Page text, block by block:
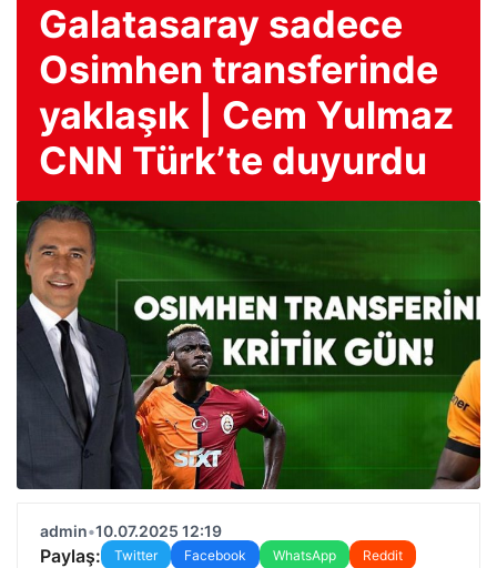
Galatasaray sadece
Osimhen transferinde
yaklaşık | Cem Yulmaz
CNN Türk’te duyurdu
admin•10.07.2025 12:19
Paylaş: Twitter Facebook WhatsApp
Reddit